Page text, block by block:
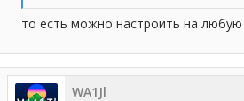
то есть можно настроить на любую
WA1Jl